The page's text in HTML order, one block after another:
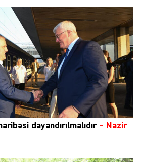
dayandırılmalıdır– Nazir